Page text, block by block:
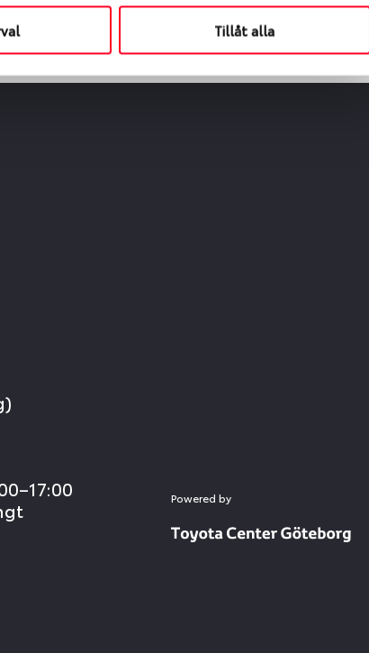
Tillåt alla
Powered by